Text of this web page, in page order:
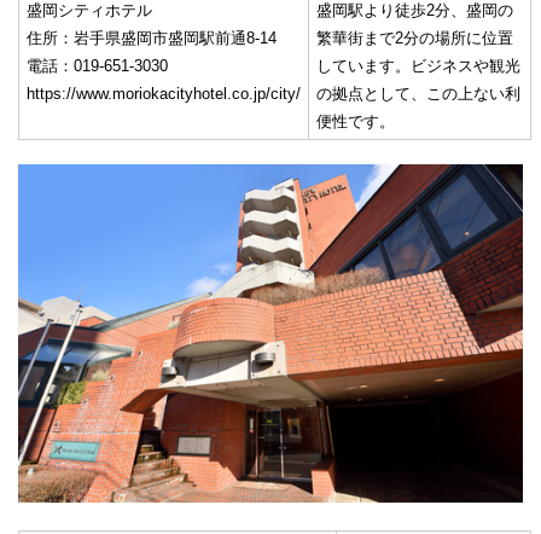
盛岡シティホテル
住所：岩手県盛岡市盛岡駅前通8-14
電話：019-651-3030
https://www.moriokacityhotel.co.jp/city/
盛岡駅より徒歩2分、盛岡の
繁華街まで2分の場所に位置
しています。ビジネスや観光
の拠点として、この上ない利
便性です。